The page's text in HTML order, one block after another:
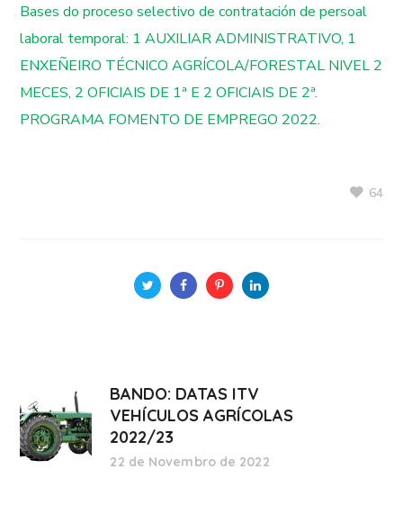
Bases do proceso selectivo de contratación de persoal
laboral temporal: 1 AUXILIAR ADMINISTRATIVO, 1
ENXEÑEIRO TÉCNICO AGRÍCOLA/FORESTAL NIVEL 2
MECES, 2 OFICIAIS DE 1ª E 2 OFICIAIS DE 2ª.
PROGRAMA FOMENTO DE EMPREGO 2022.
64
BANDO: DATAS ITV
VEHÍCULOS AGRÍCOLAS
2022/23
22 de Novembro de 2022